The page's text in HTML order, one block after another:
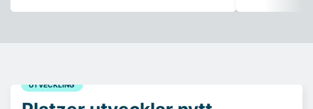
UTVECKLING